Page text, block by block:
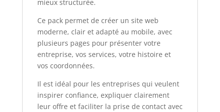
mieux structurée.
Ce pack permet de créer un site web
moderne, clair et adapté au mobile, avec
plusieurs pages pour présenter votre
entreprise, vos services, votre histoire et
vos coordonnées.
Il est idéal pour les entreprises qui veulent
inspirer confiance, expliquer clairement
leur offre et faciliter la prise de contact avec